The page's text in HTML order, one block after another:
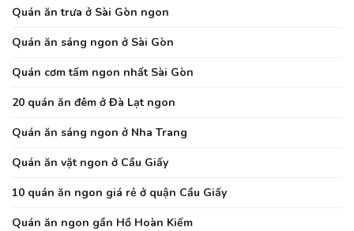
Quán ăn trưa ở Sài Gòn ngon
Quán ăn sáng ngon ở Sài Gòn
Quán cơm tấm ngon nhất Sài Gòn
20 quán ăn đêm ở Đà Lạt ngon
Quán ăn sáng ngon ở Nha Trang
Quán ăn vặt ngon ở Cầu Giấy
10 quán ăn ngon giá rẻ ở quận Cầu Giấy
Quán ăn ngon gần Hồ Hoàn Kiếm